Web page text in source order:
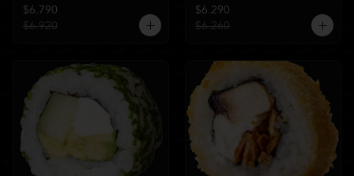
$6.790
$6.920
$6.290
$6.260